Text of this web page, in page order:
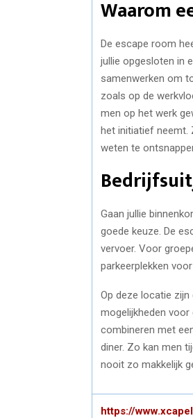
Waarom
De escape room
jullie opgesloten in
samenwerken om
zoals op de
men op het werk
het initiatief neemt.
weten te
Gaan jullie
goede keuze. De
vervoer. Voor
parkeerplekken
Op deze locatie
mogelijkheden
combineren met
diner. Zo kan men
nooit zo makkelijk
https://